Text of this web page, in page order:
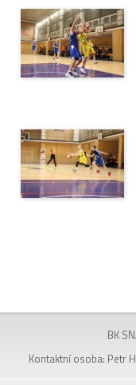
BK
Kontaktní osoba: Petr